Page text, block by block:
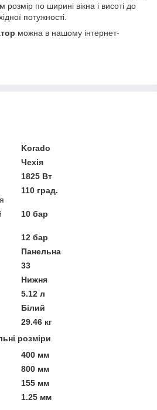
розмір по ширині вікна і висоті до
потужності.
можна в нашому інтернет-
Korado
Чехія
1825 Вт
110 град.
10 бар
12 бар
Панельна
33
Нижня
5.12 л
Білий
29.46 кг
розміри
400 мм
800 мм
155 мм
1.25 мм